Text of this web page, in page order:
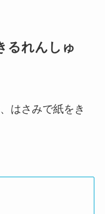
るれんしゅ
はさみで紙をき